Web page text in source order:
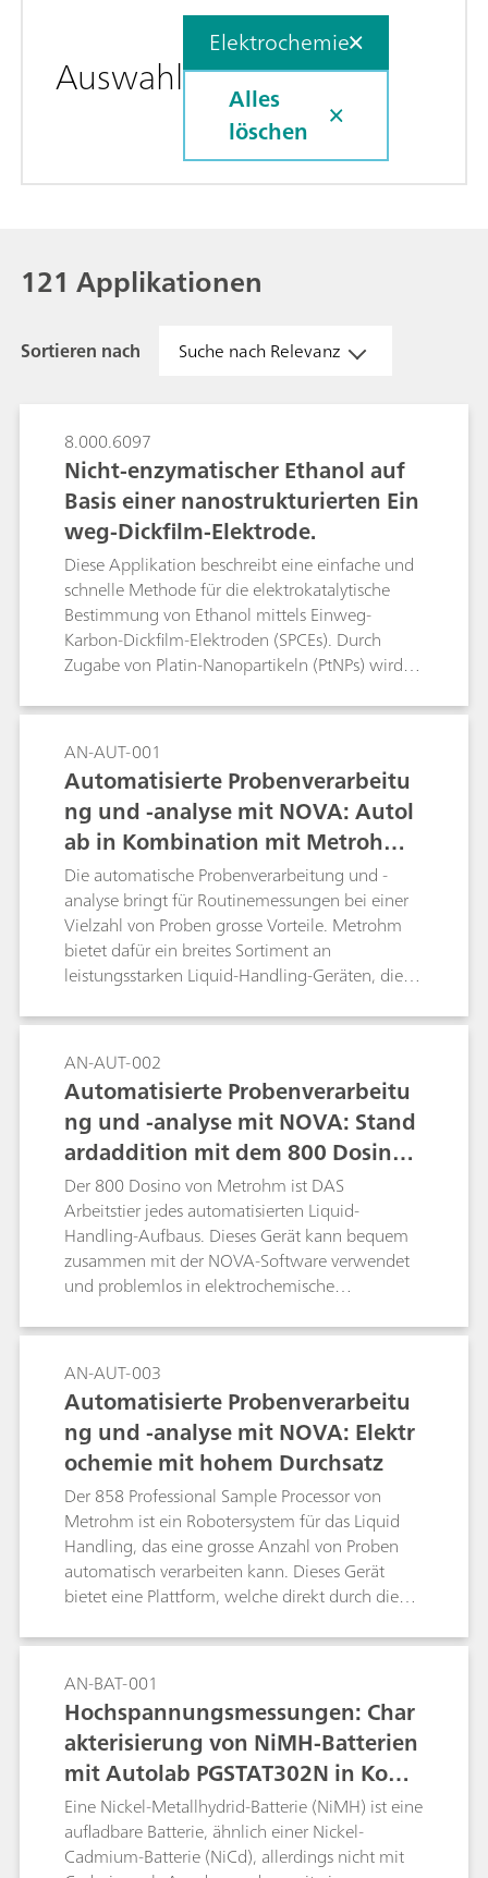
Auswahl
Elektrochemie
Alles
löschen
121 Applikationen
Sortieren nach Suche nach Relevanz
8.000.6097
Nicht-enzymatischer Ethanol auf
Basis einer nanostrukturierten Ein
weg-Dickfilm-Elektrode.
Diese Applikation beschreibt eine einfache und
schnelle Methode für die elektrokatalytische
Bestimmung von Ethanol mittels Einweg-
Karbon-Dickfilm-Elektroden (SPCEs). Durch
Zugabe von Platin-Nanopartikeln (PtNPs) wird
AN-AUT-001
Automatisierte Probenverarbeitu
ng und -analyse mit NOVA: Autol
ab in Kombination mit Metrohm L
iquid Handling
Die automatische Probenverarbeitung und -
analyse bringt für Routinemessungen bei einer
Vielzahl von Proben grosse Vorteile. Metrohm
bietet dafür ein breites Sortiment an
leistungsstarken Liquid-Handling-Geräten, die
der NOVA-Software direkt gesteuert werden.
AN-AUT-002
Automatisierte Probenverarbeitu
ng und -analyse mit NOVA: Stand
ardaddition mit dem 800 Dosino v
on Metrohm
Der 800 Dosino von Metrohm ist DAS
Arbeitstier jedes automatisierten Liquid-
Handling-Aufbaus. Dieses Gerät kann bequem
zusammen mit der NOVA-Software verwendet
und problemlos in elektrochemische
durchgeführt werden, integriert werden.
AN-AUT-003
Automatisierte Probenverarbeitu
ng und -analyse mit NOVA: Elektr
ochemie mit hohem Durchsatz
Der 858 Professional Sample Processor von
Metrohm ist ein Robotersystem für das Liquid
Handling, das eine grosse Anzahl von Proben
automatisch verarbeiten kann. Dieses Gerät
bietet eine Plattform, welche direkt durch die
mit dem Autolab-Potentiostaten/Galvanostaten
automatisierte elektrochemische Messungen mit
hohem Durchsatz durchführt.
AN-BAT-001
Hochspannungsmessungen: Char
akterisierung von NiMH-Batterien
mit Autolab PGSTAT302N in Komb
ination mit einem Spannungsverv
ielfacher
Eine Nickel-Metallhydrid-Batterie (NiMH) ist eine
aufladbare Batterie, ähnlich einer Nickel-
Cadmium-Batterie (NiCd), allerdings nicht mit